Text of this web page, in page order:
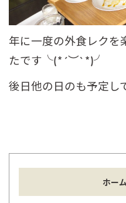
年に一度の外食レクを
たです╰(*´︶`*)╯
後日他の日のも予定し
ホー